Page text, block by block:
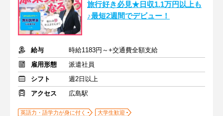
旅行好き必見★日収1.1万円以上も
♪最短2週間でデビュー！
給与
時給1183円～+交通費全額支給
雇用形態
派遣社員
シフト
週2日以上
アクセス
広島駅
英語力・語学力が身に付く
大学生歓迎